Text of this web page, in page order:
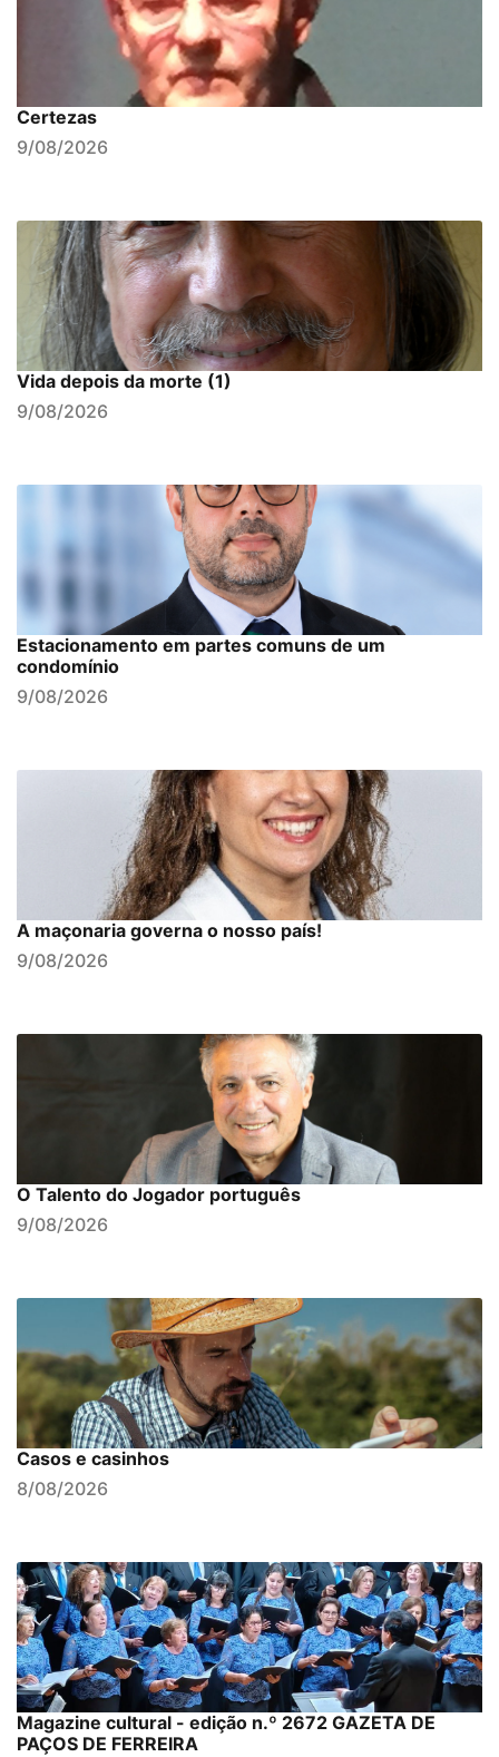
Certezas
9/08/2026
Vida depois da morte (1)
9/08/2026
Estacionamento em partes comuns de um
condomínio
9/08/2026
A maçonaria governa o nosso país!
9/08/2026
O Talento do Jogador português
9/08/2026
Casos e casinhos
8/08/2026
Magazine cultural - edição n.º 2672 GAZETA DE
PAÇOS DE FERREIRA